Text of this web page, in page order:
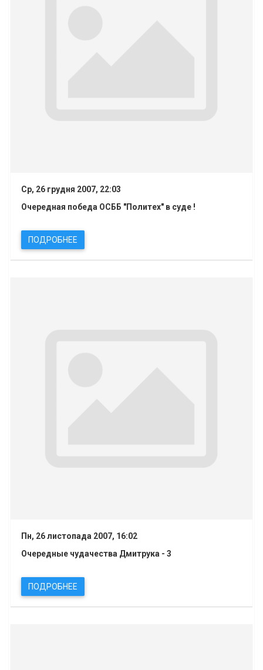
Ср, 26 грудня 2007, 22:03
Очередная победа ОСББ "Политех" в суде !
ПОДРОБНЕЕ
Пн, 26 листопада 2007, 16:02
Очередные чудачества Дмитрука - 3
ПОДРОБНЕЕ